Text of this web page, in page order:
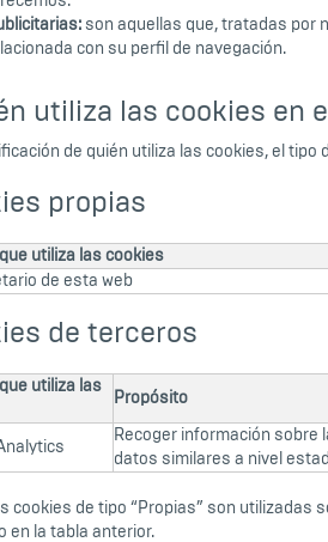
son aquellas que, tratadas por
con su perfil de navegación.
utiliza las cookies en
de quién utiliza las cookies, el
propias
utiliza las cookies
de esta web
de terceros
utiliza las
Propósito
Recoger información sobre
datos similares a nivel
cookies de tipo “Propias” son utilizadas
en la tabla anterior.